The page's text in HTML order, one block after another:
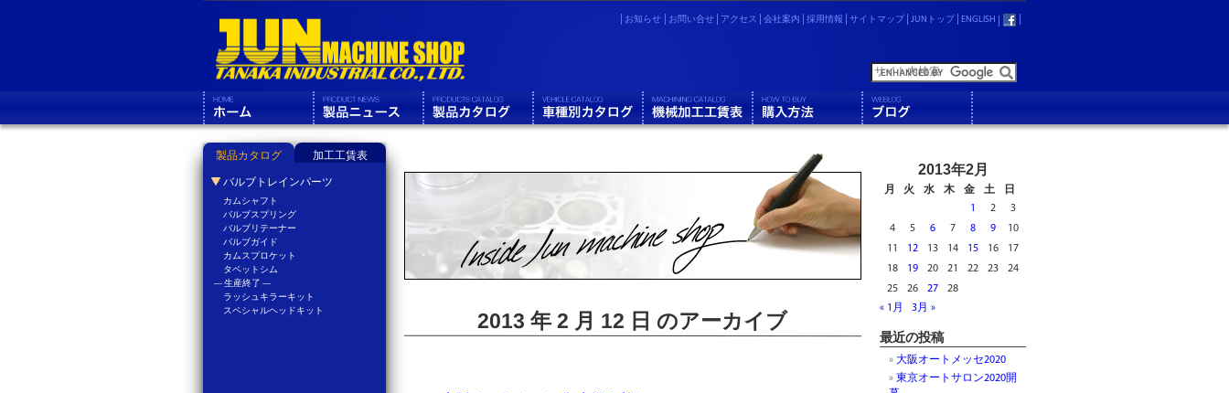
お知らせ お問い合せ アクセス 会社案内 採用情報 サイトマップ JUNトップ ENGLISH
2013 年 2 月 12 日 のアーカイブ
2013年2月
月 火 水 木 金 土
日
1
2
3
4
5 6 7 8 9
10
11
12 13 14 15 16
17
18
19 20 21 22 23
24
25
26 27
28
« 1月
3月 »
最近の投稿
大阪オートメッセ2020
東京オートサロン2020開
製品カタログ 加工工賃表
バルブトレインパーツ
カムシャフト
バルブスプリング
バルブリテーナー
バルブガイド
カムスプロケット
タペットシム
--- 生産終了 ---
ラッシュキラーキット
スペシャルヘッドキット